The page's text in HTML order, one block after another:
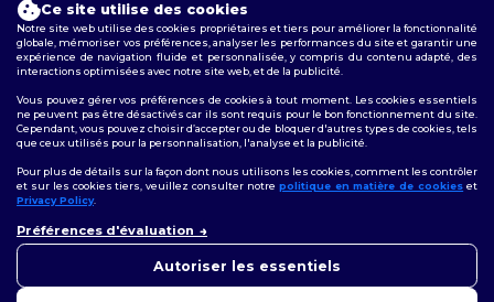
Conditions Générales |Politique de personnalisation
Confidentialité|Politique de Cookies|Plan du Site
Ce site utilise des cookies
Notre site web utilise des cookies propriétaires et tiers pour améliorer la fonctionnalité
globale, mémoriser vos préférences, analyser les performances du site et garantir une
expérience de navigation fluide et personnalisée, y compris du contenu adapté, des
interactions optimisées avec notre site web, et de la publicité.
Vous pouvez gérer vos préférences de cookies à tout moment. Les cookies essentiels
ne peuvent pas être désactivés car ils sont requis pour le bon fonctionnement du site.
Cependant, vous pouvez choisir d’accepter ou de bloquer d'autres types de cookies, tels
que ceux utilisés pour la personnalisation, l'analyse et la publicité.
Pour plus de détails sur la façon dont nous utilisons les cookies, comment les contrôler
et sur les cookies tiers, veuillez consulter notre politique en matière de cookies et
Privacy Policy.
Préférences d'évaluation
Autoriser les essentiels
pouvez nous contacter à tout